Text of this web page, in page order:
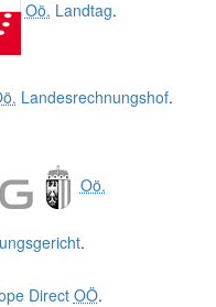
Oö. Landtag.
Landesrechnungshof.
Oö.
.
Direct OÖ.